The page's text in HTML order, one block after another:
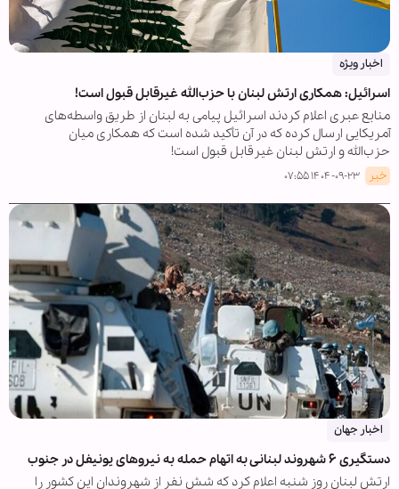
اخبار ویژه
اسرائیل: همکاری ارتش لبنان با حزب‌الله غیرقابل قبول است!
منابع عبری اعلام کردند اسرائیل پیامی به لبنان از طریق واسطه‌های
آمریکایی ارسال کرده که در آن تأکید شده است که همکاری میان
حزب‌الله و ارتش لبنان غیرقابل قبول است!
خبر ۱۴۰۴-۰۹-۲۳ ۰۷:۵۵
اخبار جهان
دستگیری ۶ شهروند لبنانی به اتهام حمله به نیروهای یونیفل در جنوب
ارتش لبنان روز شنبه اعلام کرد که شش نفر از شهروندان این کشور را